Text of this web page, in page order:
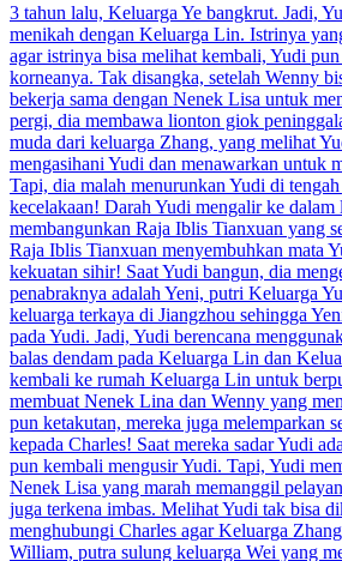
3 tahun lalu, Keluarga Ye bangkrut. Jadi,
menikah dengan Keluarga Lin. Istrinya
agar istrinya bisa melihat kembali, Yudi
korneanya. Tak disangka, setelah Wenny
bekerja sama dengan Nenek Lisa untuk
pergi, dia membawa lionton giok
muda dari keluarga Zhang, yang melihat
mengasihani Yudi dan menawarkan untuk
Tapi, dia malah menurunkan Yudi di
kecelakaan! Darah Yudi mengalir ke
membangunkan Raja Iblis Tianxuan yang
Raja Iblis Tianxuan menyembuhkan mata
kekuatan sihir! Saat Yudi bangun, dia
penabraknya adalah Yeni, putri Keluarga
keluarga terkaya di Jiangzhou sehingga
pada Yudi. Jadi, Yudi berencana
balas dendam pada Keluarga Lin dan
kembali ke rumah Keluarga Lin untuk
membuat Nenek Lina dan Wenny yang
pun ketakutan, mereka juga melemparkan
kepada Charles! Saat mereka sadar Yudi
pun kembali mengusir Yudi. Tapi, Yudi
Nenek Lisa yang marah memanggil
juga terkena imbas. Melihat Yudi tak bisa
menghubungi Charles agar Keluarga
William, putra sulung keluarga Wei yang